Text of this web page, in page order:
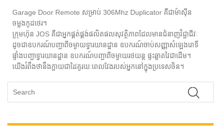
Garage Door Remote សម្រាប់ 306Mhz Duplicator គឺជាម៉ាស៊ីន
ចម្លងកូដថេរ។
ក្រុមហ៊ុន JOS គឺជាអ្នកផ្គត់ផ្គង់ផលិតផលសុវត្ថិភាពដែលមានជំនាញវិជ្ជាជីវៈ
ដូចជាឧបករណ៍បញ្ជាពីចម្ងាយទ្វារយានដ្ឋាន ឧបករណ៍ចាប់សញ្ញាសំឡេងរោទិ៍
ផ្ទាំងបញ្ជាទ្វារយានដ្ឋាន ឧបករណ៍បញ្ជាពីចម្ងាយរថយន្ត ផ្ទះឆ្លាតវៃជាដើម។
យើងរំពឹងថានឹងក្លាយជាដៃគូរយៈពេលវែងរបស់អ្នកនៅក្នុងប្រទេសចិន។